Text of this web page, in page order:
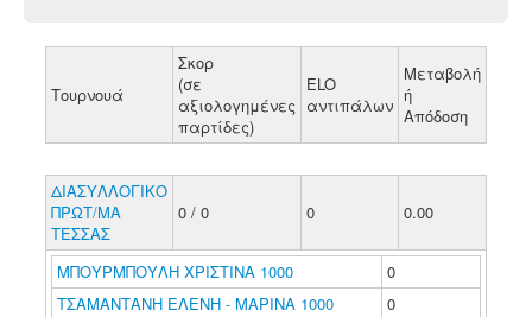
Τουρνουά
Σκορ
(σε
αξιολογημένες
παρτίδες)
ELO
αντιπάλων
Μεταβολή
ή
Απόδοση
ΔΙΑΣΥΛΛΟΓΙΚΟ
ΠΡΩΤ/ΜΑ
ΤΕΣΣΑΣ
0 / 0 0 0.00
ΜΠΟΥΡΜΠΟΥΛΗ ΧΡΙΣΤΙΝΑ 1000
0
ΤΣΑΜΑΝΤΑΝΗ ΕΛΕΝΗ - ΜΑΡΙΝΑ 1000
0